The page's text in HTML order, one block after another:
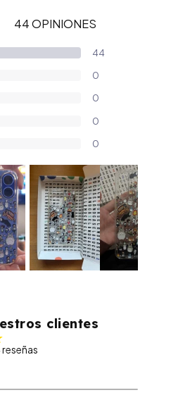
44 OPINIONES
44
0
0
0
0
clientes